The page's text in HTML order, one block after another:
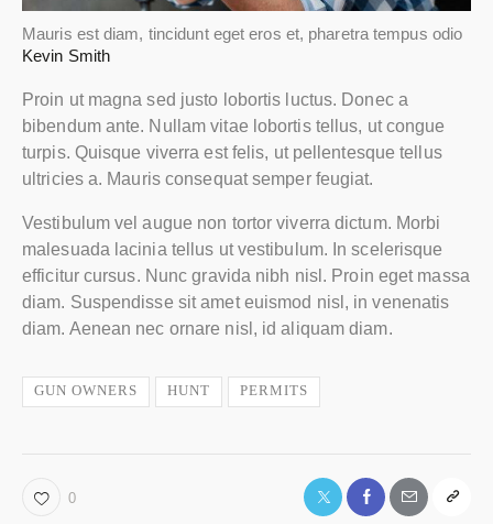
Mauris est diam, tincidunt eget eros et, pharetra tempus odio
Kevin Smith
Proin ut magna sed justo lobortis luctus. Donec a
bibendum ante. Nullam vitae lobortis tellus, ut congue
turpis. Quisque viverra est felis, ut pellentesque tellus
ultricies a. Mauris consequat semper feugiat.
Vestibulum vel augue non tortor viverra dictum. Morbi
malesuada lacinia tellus ut vestibulum. In scelerisque
efficitur cursus. Nunc gravida nibh nisl. Proin eget massa
diam. Suspendisse sit amet euismod nisl, in venenatis
diam. Aenean nec ornare nisl, id aliquam diam.
GUN OWNERS HUNT PERMITS
0